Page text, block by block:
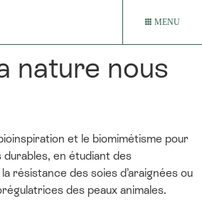
MENU
nature nous
et le biomimétisme pour
en étudiant des
résistance des soies d’araignées ou
des peaux animales.